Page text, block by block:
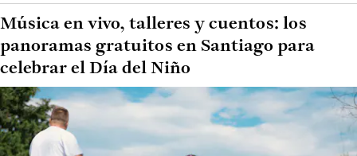
Música en vivo, talleres y cuentos: los
panoramas gratuitos en Santiago para
celebrar el Día del Niño